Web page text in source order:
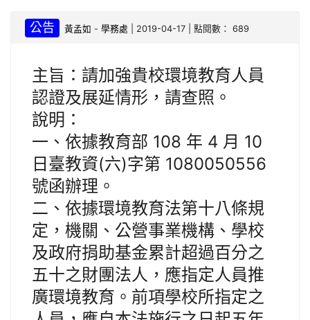
公告 黃孟如 -學務處 | 2019-04-17 | 點閱數： 689
主旨：請加強貴校環境教育人員
認證及展延情形，請查照。
說明：
一、依據教育部 108 年 4 月 10
日臺教資(六)字第 1080050556
號函辦理。
二、依據環境教育法第十八條規
定，機關、公營事業機構、學校
及政府捐助基金累計超過百分之
五十之財團法人，應指定人員推
廣環境教育。前項學校所指定之